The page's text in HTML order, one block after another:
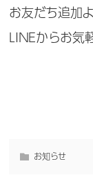
お友だち追加
LINEからお気
お知らせ